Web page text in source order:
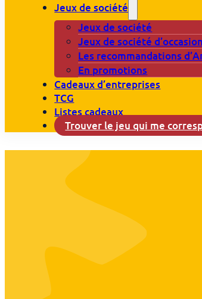
Jeux de société
Jeux de société
Jeux de société d’occasion
Les recommandations
En promotions
Cadeaux d’entreprises
TCG
Listes cadeaux
Trouver le jeu qui me